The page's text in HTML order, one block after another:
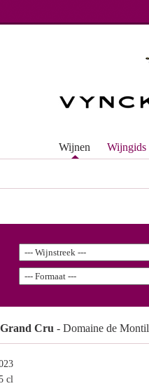
Wijnen Wijngids
Cru - Domaine de
cl